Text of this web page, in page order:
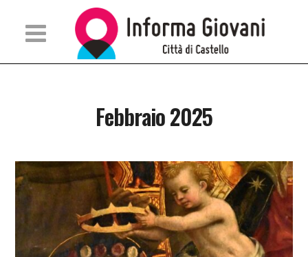
Febbraio 2025